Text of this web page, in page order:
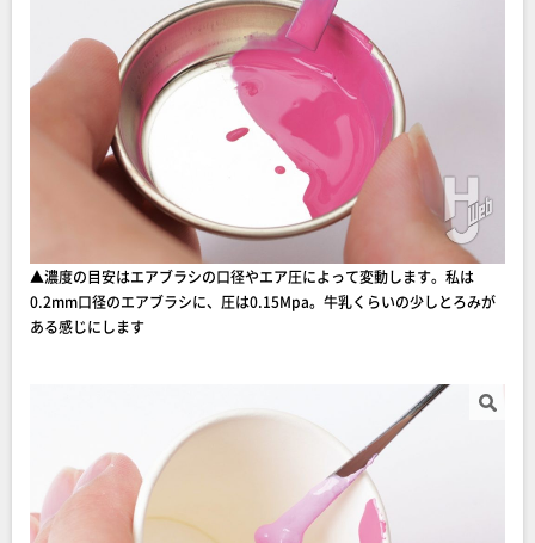
▲濃度の目安はエアブラシの口径やエア圧によって変動します。私は
0.2mm口径のエアブラシに、圧は0.15Mpa。牛乳くらいの少しとろみが
ある感じにします